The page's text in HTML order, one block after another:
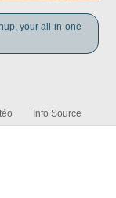
your all-in-one
Info Source